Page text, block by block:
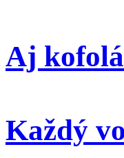
Aj
Každý